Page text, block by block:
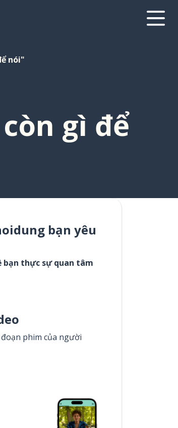
nói"
gì để
bạn yêu
bạn thực sự quan tâm
phim của người